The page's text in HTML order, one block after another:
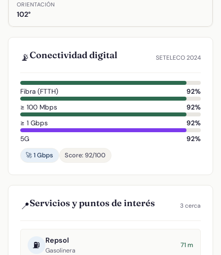
ORIENTACIÓN
102°
📡Conectividad digital SETELECO 2024
Fibra (FTTH)
92%
≥ 100 Mbps
92%
≥ 1 Gbps
92%
5G
92%
🚀 1 Gbps
Score: 92/100
📍Servicios y puntos de interés 3 cerca
⛽ Repsol
Gasolinera
71 m